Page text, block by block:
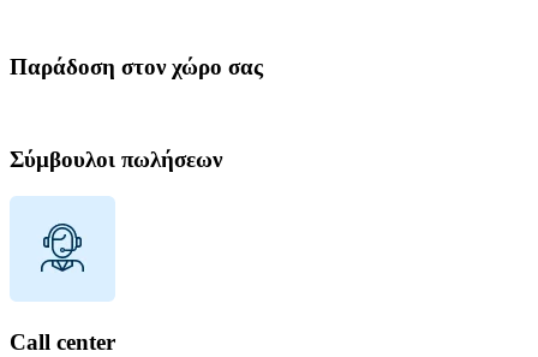
Παράδοση στον χώρο σας
Σύμβουλοι πωλήσεων
Call center